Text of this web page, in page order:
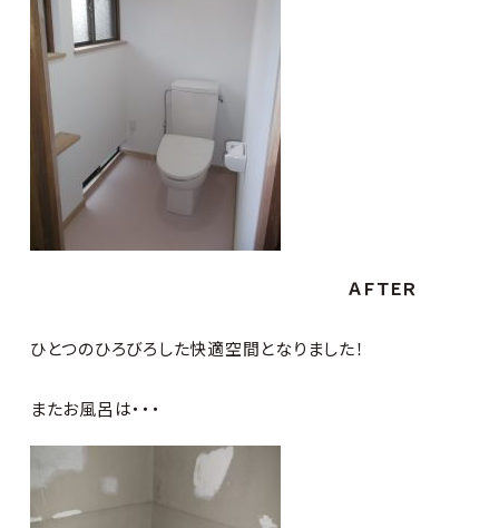
ＡＦＴＥＲ
ひとつのひろびろした快適空間となりました！
またお風呂は・・・